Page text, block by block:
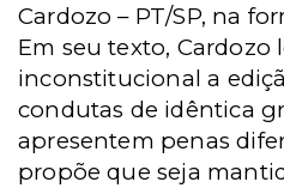
Cardozo – PT/SP, na
Em seu texto, Cardozo
inconstitucional a
condutas de idêntica
apresentem penas
propõe que seja